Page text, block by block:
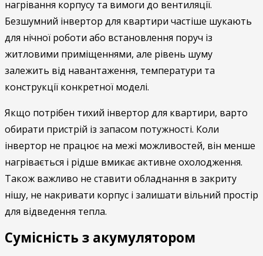
нагрівання корпусу та вимоги до вентиляції.
Безшумний інвертор для квартири частіше шукають
для нічної роботи або встановлення поруч із
житловими приміщеннями, але рівень шуму
залежить від навантаження, температури та
конструкції конкретної моделі.
Якщо потрібен тихий інвертор для квартири, варто
обирати пристрій із запасом потужності. Коли
інвертор не працює на межі можливостей, він менше
нагрівається і рідше вмикає активне охолодження.
Також важливо не ставити обладнання в закриту
нішу, не накривати корпус і залишати вільний простір
для відведення тепла.
Сумісність з акумулятором